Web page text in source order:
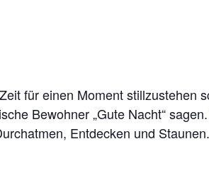
für einen Moment stillzustehen
Bewohner „Gute Nacht“
Entdecken und Staunen.